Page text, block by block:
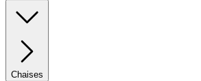
Chaises